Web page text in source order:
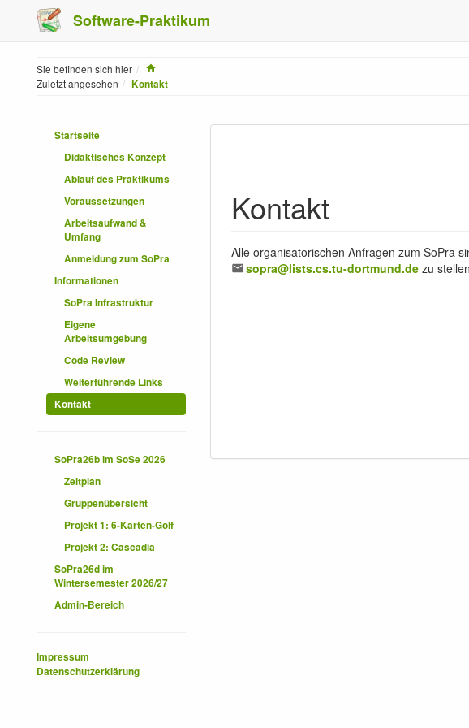
Software-Praktikum
Sie befinden sich hier
Zuletzt angesehen
Kontakt
Startseite
Didaktisches Konzept
Ablauf des Praktikums
Voraussetzungen
Arbeitsaufwand &
Umfang
Anmeldung zum SoPra
Informationen
SoPra Infrastruktur
Eigene
Arbeitsumgebung
Code Review
Weiterführende Links
Kontakt
SoPra26b im SoSe 2026
Zeitplan
Gruppenübersicht
Projekt 1: 6-Karten-Golf
Projekt 2: Cascadia
SoPra26d im
Wintersemester 2026/27
Admin-Bereich
Impressum
Datenschutzerklärung
Kontakt
Alle organisatorischen Anfragen zum SoPra
sopra@lists.cs.tu-dortmund.de zu